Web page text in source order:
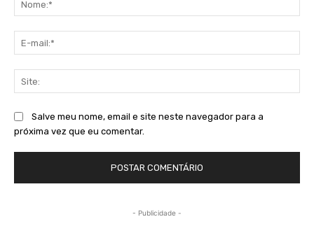
Salve meu nome, email e site neste navegador para a
próxima vez que eu comentar.
- Publicidade -